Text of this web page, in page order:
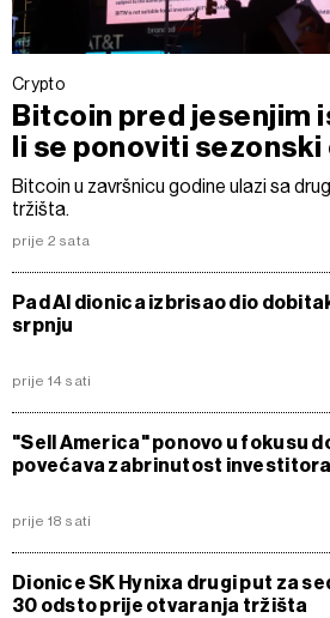
Crypto
Bitcoin pred jesenjim
li se ponoviti sezonski
Bitcoin u završnicu godine ulazi sa
tržišta.
prije 2 sata
Pad AI dionica izbrisao dio
srpnju
prije 14 sati
"Sell America" ponovo u fokusu
povećava zabrinutost investitora
prije 18 sati
Dionice SK Hynixa drugi put za
30 odsto prije otvaranja tržišta